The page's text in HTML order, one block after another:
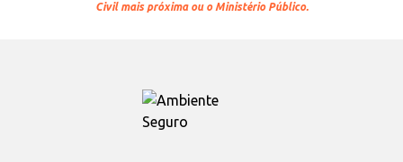
Civil mais próxima ou o Ministério Público.